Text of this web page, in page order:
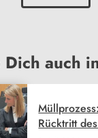
Dich auch
Rücktritt